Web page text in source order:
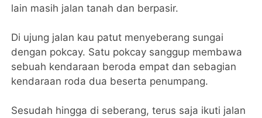
lain masih jalan tanah dan berpasir.
Di ujung jalan kau patut menyeberang sungai
dengan pokcay. Satu pokcay sanggup membawa
sebuah kendaraan beroda empat dan sebagian
kendaraan roda dua beserta penumpang.
Sesudah hingga di seberang, terus saja ikuti jalan